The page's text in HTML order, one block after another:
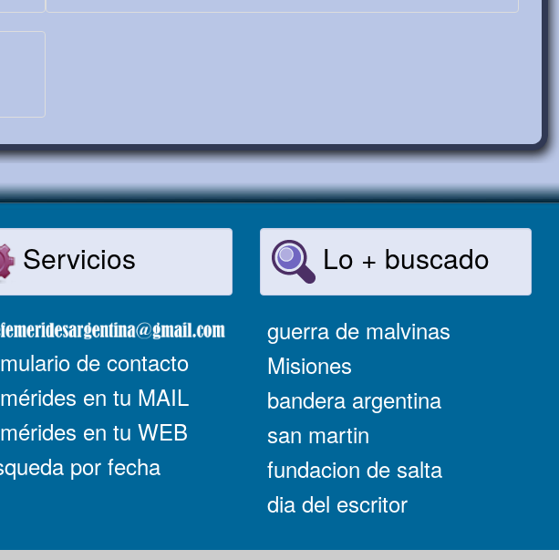
Servicios
de contacto
en tu MAIL
en tu WEB
por fecha
Lo + buscado
guerra de malvinas
Misiones
bandera argentina
san martin
fundacion de salta
dia del escritor